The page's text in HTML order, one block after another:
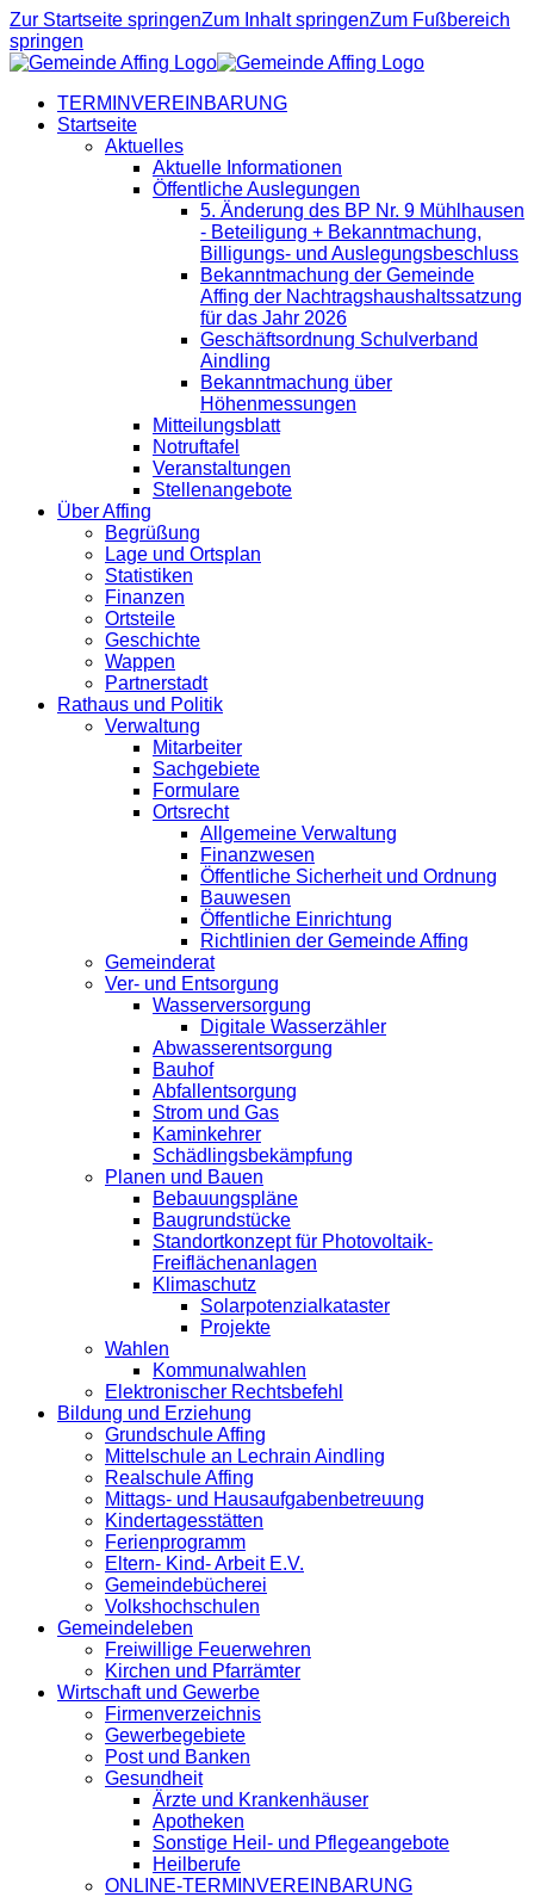
Zur Startseite springenZum Inhalt springenZum Fußbereich
springen
TERMINVEREINBARUNG
Startseite
Aktuelles
Aktuelle Informationen
Öffentliche Auslegungen
5. Änderung des BP Nr. 9 Mühlhausen
- Beteiligung + Bekanntmachung,
Billigungs- und Auslegungsbeschluss
Bekanntmachung der Gemeinde
Affing der Nachtragshaushaltssatzung
für das Jahr 2026
Geschäftsordnung Schulverband
Aindling
Bekanntmachung über
Höhenmessungen
Mitteilungsblatt
Notruftafel
Veranstaltungen
Stellenangebote
Über Affing
Begrüßung
Lage und Ortsplan
Statistiken
Finanzen
Ortsteile
Geschichte
Wappen
Partnerstadt
Rathaus und Politik
Verwaltung
Mitarbeiter
Sachgebiete
Formulare
Ortsrecht
Allgemeine Verwaltung
Finanzwesen
Öffentliche Sicherheit und Ordnung
Bauwesen
Öffentliche Einrichtung
Richtlinien der Gemeinde Affing
Gemeinderat
Ver- und Entsorgung
Wasserversorgung
Digitale Wasserzähler
Abwasserentsorgung
Bauhof
Abfallentsorgung
Strom und Gas
Kaminkehrer
Schädlingsbekämpfung
Planen und Bauen
Bebauungspläne
Baugrundstücke
Standortkonzept für Photovoltaik-
Freiflächenanlagen
Klimaschutz
Solarpotenzialkataster
Projekte
Wahlen
Kommunalwahlen
Elektronischer Rechtsbefehl
Bildung und Erziehung
Grundschule Affing
Mittelschule an Lechrain Aindling
Realschule Affing
Mittags- und Hausaufgabenbetreuung
Kindertagesstätten
Ferienprogramm
Eltern- Kind- Arbeit E.V.
Gemeindebücherei
Volkshochschulen
Gemeindeleben
Freiwillige Feuerwehren
Kirchen und Pfarrämter
Wirtschaft und Gewerbe
Firmenverzeichnis
Gewerbegebiete
Post und Banken
Gesundheit
Ärzte und Krankenhäuser
Apotheken
Sonstige Heil- und Pflegeangebote
Heilberufe
ONLINE-TERMINVEREINBARUNG